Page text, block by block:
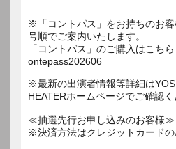
※「コントパス」をお持ちのお
号順でご案内いたします。
「コントパス」のご購入はこち
ontepass202606
※最新の出演者情報等詳細は
HEATERホームページでご確認く
≪抽選先行お申し込みのお客様≫
※決済方法はクレジットカードの